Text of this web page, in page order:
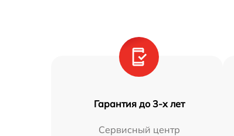
Гарантия до 3-х лет
Сервисный центр